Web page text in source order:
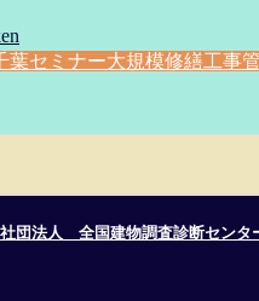
葉セミナー大規模修繕工事
団法人 全国建物調査診断セン